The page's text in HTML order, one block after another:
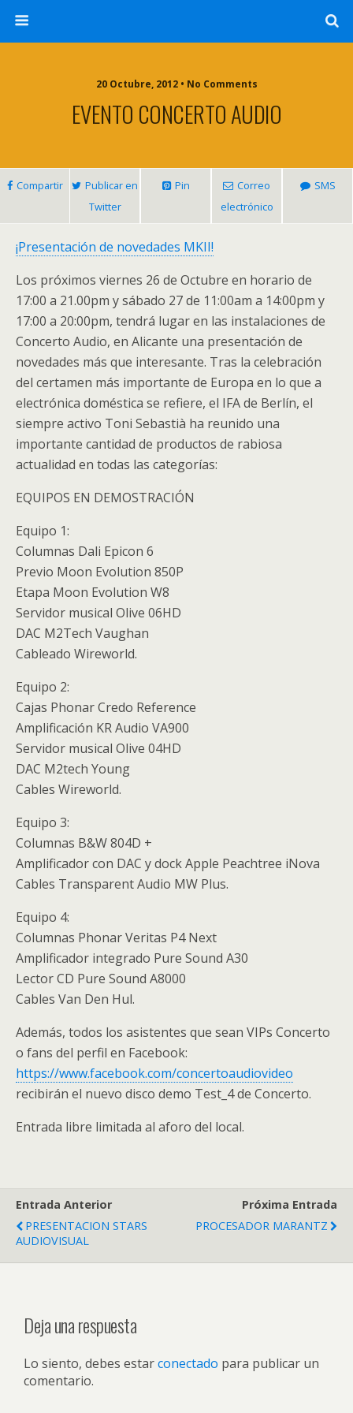
20 Octubre, 2012 • No Comments
EVENTO CONCERTO AUDIO
Compartir
Publicar en
Twitter
Pin
Correo
electrónico
SMS
¡Presentación de novedades MKII!
Los próximos viernes 26 de Octubre en horario de
17:00 a 21.00pm y sábado 27 de 11:00am a 14:00pm y
17:00 a 20:00pm, tendrá lugar en las instalaciones de
Concerto Audio, en Alicante una presentación de
novedades más que interesante. Tras la celebración
del certamen más importante de Europa en lo que a
electrónica doméstica se refiere, el IFA de Berlín, el
siempre activo Toni Sebastià ha reunido una
importante cantidad de productos de rabiosa
actualidad en todas las categorías:
EQUIPOS EN DEMOSTRACIÓN
Equipo 1:
Columnas Dali Epicon 6
Previo Moon Evolution 850P
Etapa Moon Evolution W8
Servidor musical Olive 06HD
DAC M2Tech Vaughan
Cableado Wireworld.
Equipo 2:
Cajas Phonar Credo Reference
Amplificación KR Audio VA900
Servidor musical Olive 04HD
DAC M2tech Young
Cables Wireworld.
Equipo 3:
Columnas B&W 804D +
Amplificador con DAC y dock Apple Peachtree iNova
Cables Transparent Audio MW Plus.
Equipo 4:
Columnas Phonar Veritas P4 Next
Amplificador integrado Pure Sound A30
Lector CD Pure Sound A8000
Cables Van Den Hul.
Además, todos los asistentes que sean VIPs Concerto
o fans del perfil en Facebook:
https://www.facebook.com/concertoaudiovideo
recibirán el nuevo disco demo Test_4 de Concerto.
Entrada libre limitada al aforo del local.
Entrada Anterior
PRESENTACION STARS
AUDIOVISUAL
Próxima Entrada
PROCESADOR MARANTZ
Deja una respuesta
Lo siento, debes estarconectado para publicar un
comentario.